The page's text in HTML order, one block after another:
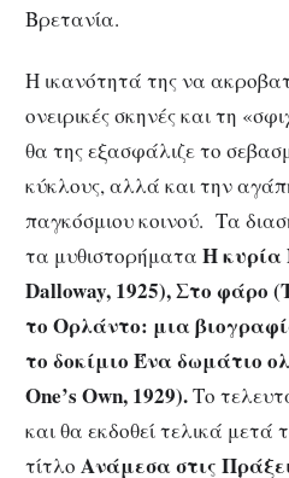
Βρετανία.
Η ικανότητά της να
ονειρικές σκηνές και τη
θα της εξασφάλιζε το
κύκλους, αλλά και την
παγκόσμιου κοινού. Τα
τα μυθιστορήματα Η κυρία
Dalloway, 1925), Στο φάρο
το Ορλάντο: μια
το δοκίμιο Ένα δωμάτιο
One’s Own, 1929).Το
και θα εκδοθεί τελικά μετά
τίτλο Ανάμεσα στις